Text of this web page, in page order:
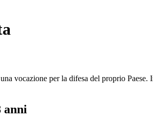
vocazione per la difesa del proprio
anni